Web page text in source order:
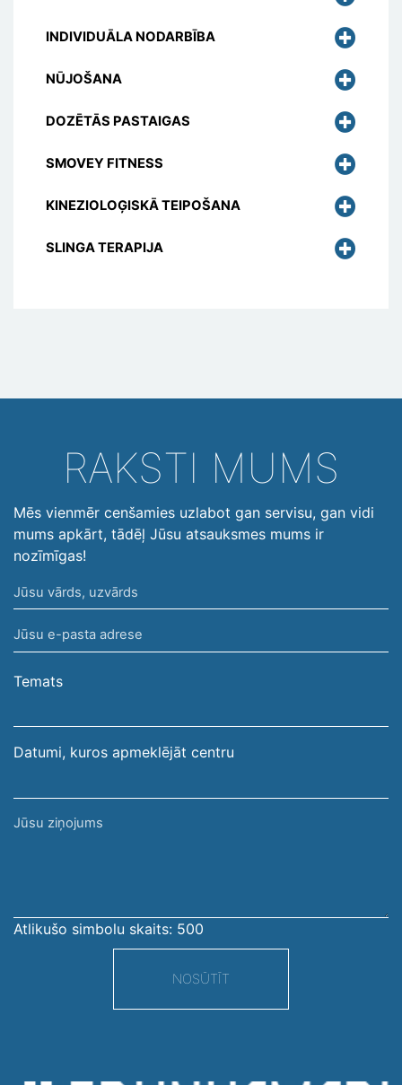
INDIVIDUĀLA NODARBĪBA
NŪJOŠANA
DOZĒTĀS PASTAIGAS
SMOVEY FITNESS
KINEZIOLOĢISKĀ TEIPOŠANA
SLINGA TERAPIJA
RAKSTI MUMS
Mēs vienmēr cenšamies uzlabot gan servisu, gan vidi
mums apkārt, tādēļ Jūsu atsauksmes mums ir
nozīmīgas!
Jūsu
vārds,
uzvārds
Jūsu
e-
pasta
Temats
Datumi, kuros apmeklējāt centru
Jūsu
Atlikušo simbolu skaits: 500
NOSŪTĪT